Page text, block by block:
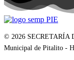
© 2026 SECRETARÍA
Municipal de Pitalito -